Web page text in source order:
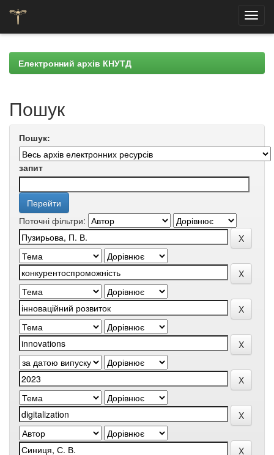
navigationЕлектронний архів КНУТД
Пошук
Пошук:
запит
Поточні фільтри: